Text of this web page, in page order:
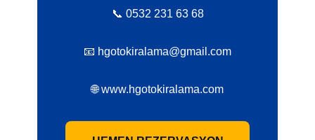
📞 0532 231 63 68
📧 hgotokiralama@gmail.com
🌐 www.hgotokiralama.com